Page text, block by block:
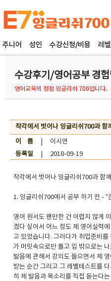
주니어 성인 수강신청/비용 레
수강후기/영어공부 경
영어교육의 정점 잉글리쉬 700입니다.
착각에서 벗어나 잉글리쉬700과 함
이 름| 이시연
등록일| 2018-09-19
착각에서 벗어나 잉글리쉬700과 함
1. 잉글리쉬700에서 공부 하기 전 - “
영어 원서도 왠만한 건 어렵지 않게
겠다 싶어서 어느 정도 제 영어실력
고 있었습니다. 그러다가 취업준비
가 머릿속으로만 돌고 입 밖으로는
발음에 관해서 강의도 들으면서 제
받는 순간 그리고 그 레벨테스트를
히 제 발음과 목소리를 직접 듣는다